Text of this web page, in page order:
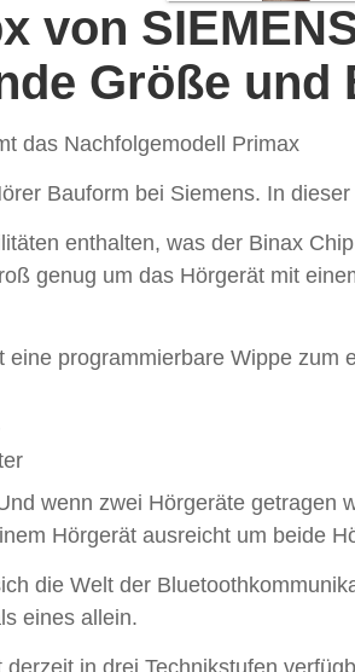
von
Größe und
das Nachfolgemodell Primax
Bauform bei Siemens. In
enthalten, was der Binax
genug um das Hörgerät mit
eine programmierbare Wippe zum
wenn zwei Hörgeräte
Hörgerät ausreicht um beide
die Welt der
eines allein.